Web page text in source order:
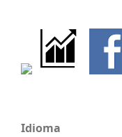
Idioma